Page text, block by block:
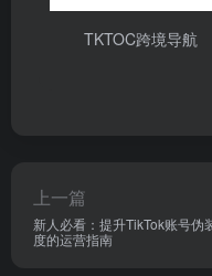
TKTOC跨境导航
上一篇
新人必看：提升TikTok账号伪
度的运营指南